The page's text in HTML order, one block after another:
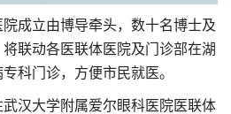
成立由博导牵头，数十名博士及
联动各医联体医院及门诊部在湖
科门诊，方便市民就医。
汉大学附属爱尔眼科医院医联体